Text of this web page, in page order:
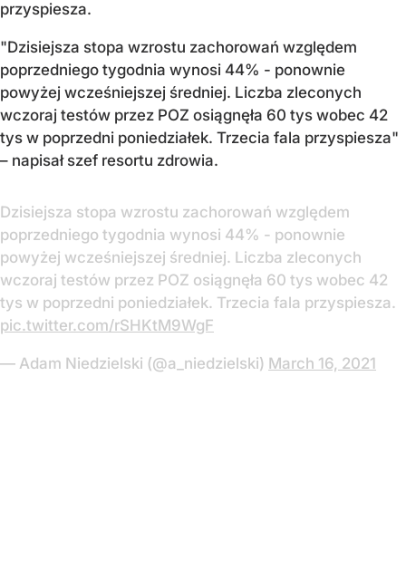
przyspiesza.
"Dzisiejsza stopa wzrostu zachorowań względem
poprzedniego tygodnia wynosi 44% - ponownie
powyżej wcześniejszej średniej. Liczba zleconych
wczoraj testów przez POZ osiągnęła 60 tys wobec 42
tys w poprzedni poniedziałek. Trzecia fala przyspiesza"
– napisał szef resortu zdrowia.
Dzisiejsza stopa wzrostu zachorowań względem
poprzedniego tygodnia wynosi 44% - ponownie
powyżej wcześniejszej średniej. Liczba zleconych
wczoraj testów przez POZ osiągnęła 60 tys wobec 42
tys w poprzedni poniedziałek. Trzecia fala przyspiesza.
pic.twitter.com/rSHKtM9WgF
— Adam Niedzielski (@a_niedzielski) March 16, 2021